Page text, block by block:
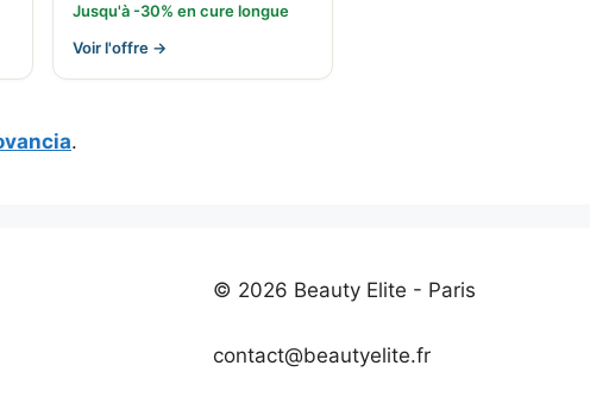
Jusqu'à -30% en cure longue
Voir l'offre →
.
© 2026 Beauty Elite - Paris
contact@beautyelite.fr